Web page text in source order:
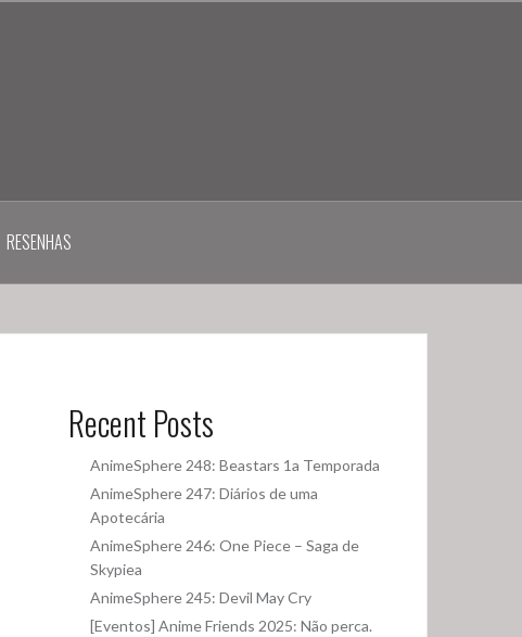
RESENHAS
Recent Posts
AnimeSphere 248: Beastars 1a Temporada
AnimeSphere 247: Diários de uma
Apotecária
AnimeSphere 246: One Piece – Saga de
Skypiea
AnimeSphere 245: Devil May Cry
[Eventos] Anime Friends 2025: Não perca.